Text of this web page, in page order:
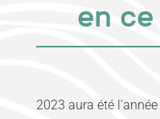
en
2023 aura été